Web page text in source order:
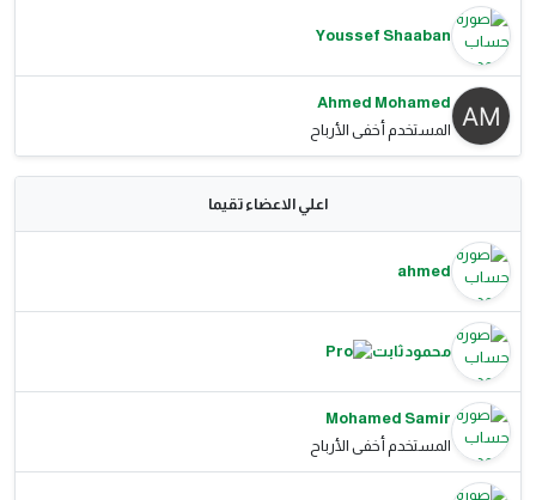
Youssef Shaaban
Ahmed Mohamed
المستخدم أخفى الأرباح
اعلي الاعضاء تقيما
ahmed
محمود ثابت
Mohamed Samir
المستخدم أخفى الأرباح